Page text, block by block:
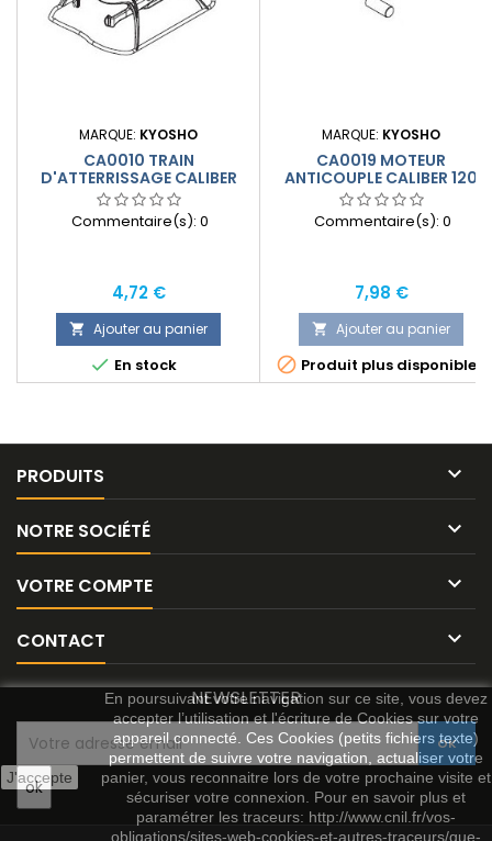
MARQUE: KYOSHO
CA0010 TRAIN
D'ATTERRISSAGE CALIBER
120
Commentaire(s): 0
Prix
4,72 €
 Ajouter au panier
 En stock
MARQUE: KYOSHO
CA0019 MOTEUR
ANTICOUPLE CALIBER 120
Commentaire(s): 0
Prix
7,98 €
 Ajouter au panier
 Produit plus disponible
PRODUITS 
NOTRE SOCIÉTÉ 
VOTRE COMPTE 
CONTACT 
J'accepte
En poursuivant votre navigation sur ce site, vous devez
accepter l’utilisation et l'écriture de Cookies sur votre
appareil connecté. Ces Cookies (petits fichiers texte)
permettent de suivre votre navigation, actualiser votre
panier, vous reconnaitre lors de votre prochaine visite et
sécuriser votre connexion. Pour en savoir plus et
paramétrer les traceurs: http://www.cnil.fr/vos-
obligations/sites-web-cookies-et-autres-traceurs/que-
NEWSLETTER